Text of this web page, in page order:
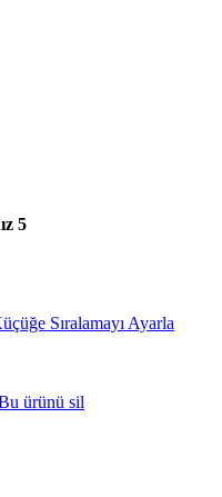
5
Sıralamayı Ayarla
ürünü sil